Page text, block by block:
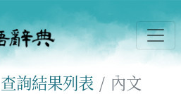
查詢結果列表 內文